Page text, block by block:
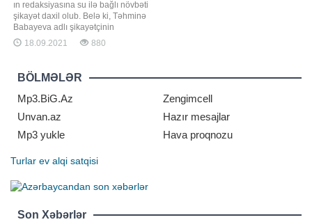
ın redaksiyasına su ilə bağlı növbəti
şikayət daxil olub. Belə ki, Təhminə
Babayeva adlı şikayətçinin
sözlərinə görə, Nizami rayonu
"Naxçıvanski" 94B ünvanında
azalda tam kəsirlər, axşamüstü 6, 7-
də yenidən açırlar:. "Gecə 12-yə
işləmiş isə yenə kəsirlər
18.09.2021 880
BÖLMƏLƏR
Mp3.BiG.Az
Zengimcell
Unvan.az
Hazır mesajlar
Mp3 yukle
Hava proqnozu
Turlar ev alqi satqisi
Son Xəbərlər